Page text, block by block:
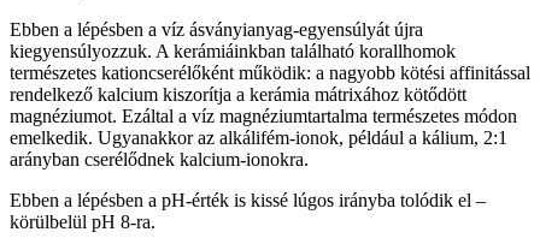
Ebben a lépésben a víz ásványianyag-egyensúlyát újra
kiegyensúlyozzuk. A kerámiáinkban található korallhomok
természetes kationcserélőként működik: a nagyobb kötési affinitással
rendelkező kalcium kiszorítja a kerámia mátrixához kötődött
magnéziumot. Ezáltal a víz magnéziumtartalma természetes módon
emelkedik. Ugyanakkor az alkálifém-ionok, például a kálium, 2:1
arányban cserélődnek kalcium-ionokra.
Ebben a lépésben a pH-érték is kissé lúgos irányba tolódik el –
körülbelül pH 8-ra.